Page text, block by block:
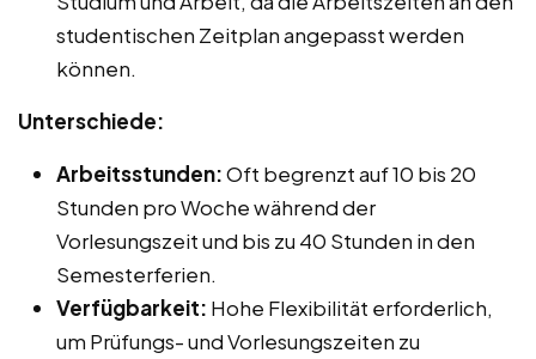
studentischen Zeitplan angepasst werden
können.
Unterschiede:
Arbeitsstunden:Oft begrenzt auf 10 bis 20
Stunden pro Woche während der
Vorlesungszeit und bis zu 40 Stunden in den
Semesterferien.
Verfügbarkeit: Hohe Flexibilität erforderlich,
um Prüfungs- und Vorlesungszeiten zu